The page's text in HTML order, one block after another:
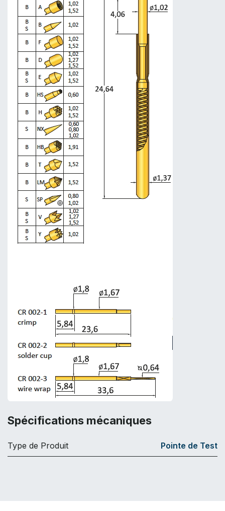
Spécifications mécaniques
Type de Produit Pointe de Test